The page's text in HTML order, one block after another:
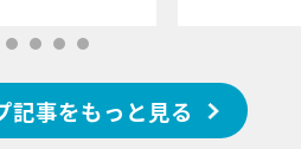
記事をもっと見る